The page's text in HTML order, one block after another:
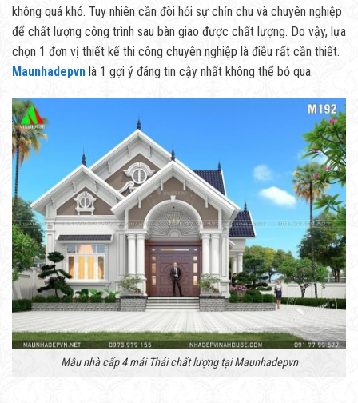
không quá khó. Tuy nhiên cần đòi hỏi sự chỉn chu và chuyên nghiệp
để chất lượng công trình sau bàn giao được chất lượng. Do vậy, lựa
chọn 1 đơn vị thiết kế thi công chuyên nghiệp là điều rất cần thiết.
Maunhadepvn là 1 gợi ý đáng tin cậy nhất không thể bỏ qua.
Mẫu nhà cấp 4 mái Thái chất lượng tại Maunhadepvn